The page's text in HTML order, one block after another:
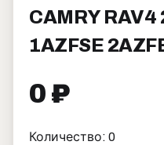
CAMRY RAV4
1AZFSE
0 ₽
Количество: 0